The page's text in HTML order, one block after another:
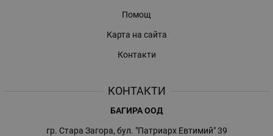
Помощ
Карта на сайта
Контакти
КОНТАКТИ
БАГИРА ООД
гр. Стара Загора, бул. "Патриарх Евтимий" 39